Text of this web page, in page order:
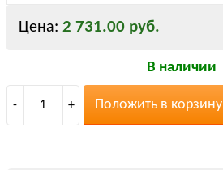
Цена: 2 731.00 руб.
В наличии
- 1 + Положить в корзину